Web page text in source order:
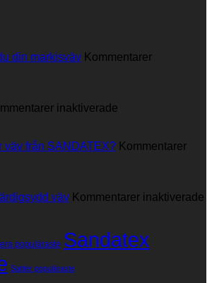
din markisväv Kommentarer
inaktiverade
väv från SANDATEX? Kommentarer
väv Kommentarer inaktiverade
populäraste Sandatex
Sattler populäraste